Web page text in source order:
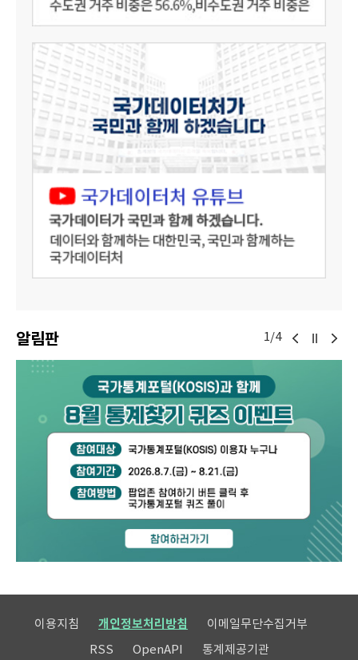
알림판 1/4
이용지침 개인정보처리방침
이메일무단수집거부
RSS
OpenAPI 통계제공기관